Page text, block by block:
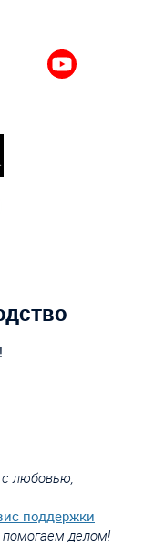
с любовью,
поддержки
помогаем делом!